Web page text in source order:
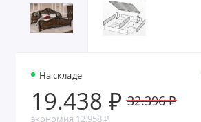
На складе
19.438 ₽ 32.396 ₽
экономия 12.958 ₽